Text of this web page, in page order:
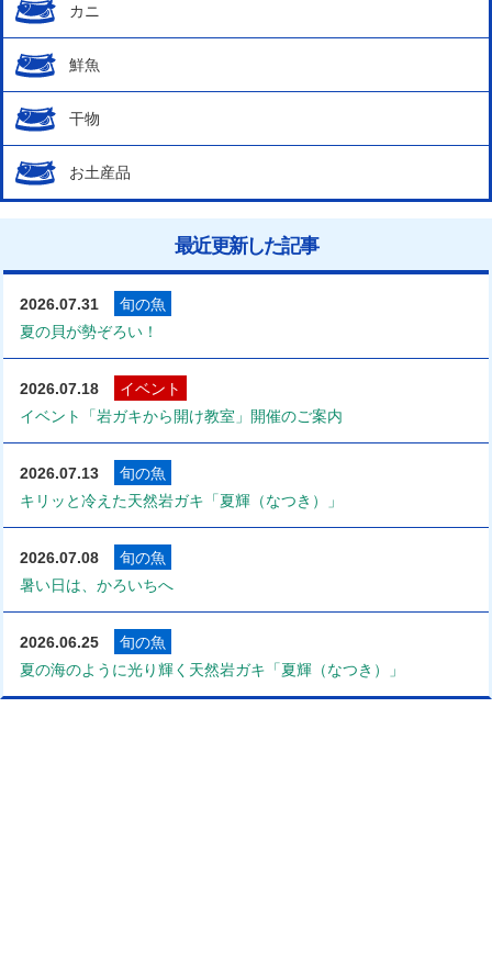
カニ
鮮魚
干物
お土産品
最近更新した記事
2026.07.31
旬の魚
夏の貝が勢ぞろい！
2026.07.18
イベント
イベント「岩ガキから開け教室」開催のご案内
2026.07.13
旬の魚
キリッと冷えた天然岩ガキ「夏輝（なつき）」
2026.07.08
旬の魚
暑い日は、かろいちへ
2026.06.25
旬の魚
夏の海のように光り輝く天然岩ガキ「夏輝（なつき）」